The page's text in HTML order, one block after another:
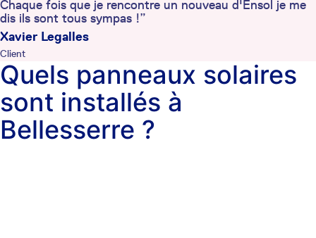
Chaque fois que je rencontre un nouveau d'Ensol je me
dis ils sont tous sympas !”
Xavier Legalles
Client
Quels panneaux solaires
sont installés à
Bellesserre ?